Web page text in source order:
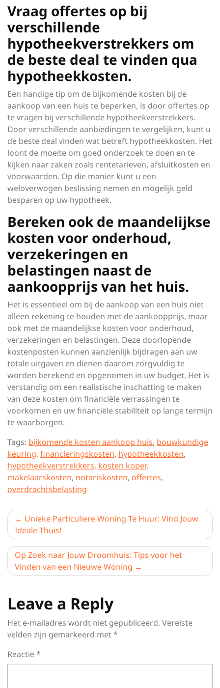
Vraag offertes op bij
verschillende
hypotheekverstrekkers om
de beste deal te vinden qua
hypotheekkosten.
Een handige tip om de bijkomende kosten bij de
aankoop van een huis te beperken, is door offertes op
te vragen bij verschillende hypotheekverstrekkers.
Door verschillende aanbiedingen te vergelijken, kunt u
de beste deal vinden wat betreft hypotheekkosten. Het
loont de moeite om goed onderzoek te doen en te
kijken naar zaken zoals rentetarieven, afsluitkosten en
voorwaarden. Op die manier kunt u een
weloverwogen beslissing nemen en mogelijk geld
besparen op uw hypotheek.
Bereken ook de maandelijkse
kosten voor onderhoud,
verzekeringen en
belastingen naast de
aankoopprijs van het huis.
Het is essentieel om bij de aankoop van een huis niet
alleen rekening te houden met de aankoopprijs, maar
ook met de maandelijkse kosten voor onderhoud,
verzekeringen en belastingen. Deze doorlopende
kostenposten kunnen aanzienlijk bijdragen aan uw
totale uitgaven en dienen daarom zorgvuldig te
worden berekend en opgenomen in uw budget. Het is
verstandig om een realistische inschatting te maken
van deze kosten om financiële verrassingen te
voorkomen en uw financiële stabiliteit op lange termijn
te waarborgen.
Tags: bijkomende kosten aankoop huis, bouwkundige
keuring, financieringskosten, hypotheekkosten,
hypotheekverstrekkers, kosten koper,
makelaarskosten, notariskosten, offertes,
overdrachtsbelasting
Berichtnavigatie
Unieke Particuliere Woning Te Huur: Vind Jouw
Ideale Thuis!
Op Zoek naar Jouw Droomhuis: Tips voor het
Vinden van een Nieuwe Woning
Leave a Reply
Het e-mailadres wordt niet gepubliceerd. Vereiste
velden zijn gemarkeerd met*
Reactie*